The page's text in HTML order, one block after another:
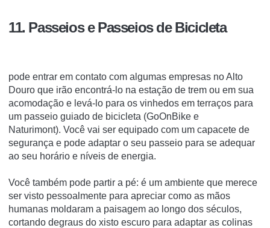
11. Passeios e Passeios de Bicicleta
pode entrar em contato com algumas empresas no Alto
Douro que irão encontrá-lo na estação de trem ou em sua
acomodação e levá-lo para os vinhedos em terraços para
um passeio guiado de bicicleta (GoOnBike e
Naturimont). Você vai ser equipado com um capacete de
segurança e pode adaptar o seu passeio para se adequar
ao seu horário e níveis de energia.
Você também pode partir a pé: é um ambiente que merece
ser visto pessoalmente para apreciar como as mãos
humanas moldaram a paisagem ao longo dos séculos,
cortando degraus do xisto escuro para adaptar as colinas